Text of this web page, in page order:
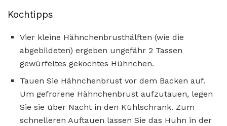
Kochtipps
Vier kleine Hähnchenbrusthälften (wie die
abgebildeten) ergeben ungefähr 2 Tassen
gewürfeltes gekochtes Hühnchen.
Tauen Sie Hähnchenbrust vor dem Backen auf.
Um gefrorene Hähnchenbrust aufzutauen, legen
Sie sie über Nacht in den Kühlschrank. Zum
schnelleren Auftauen lassen Sie das Huhn in der